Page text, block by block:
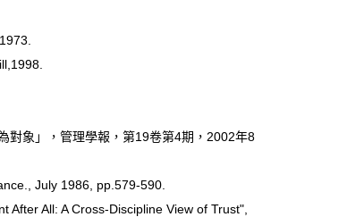
象」，管理學報，第19卷第4期，2002年8
July 1986, pp.579-590.
All: A Cross-Discipline View of Trust",